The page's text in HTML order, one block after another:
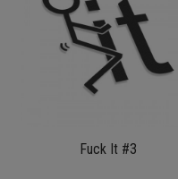
Fuck It #3